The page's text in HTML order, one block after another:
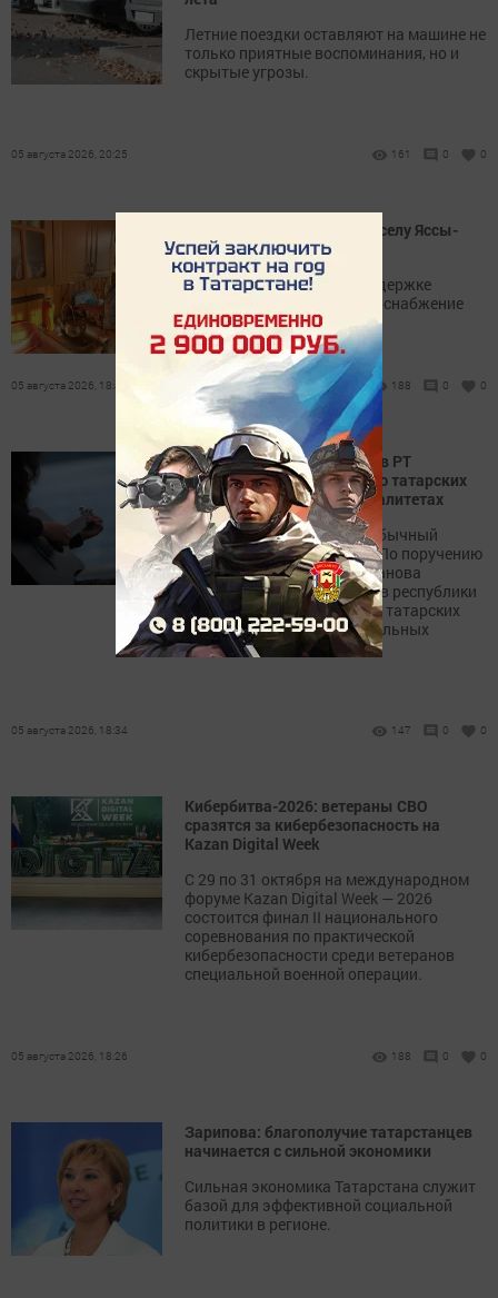
Летние поездки оставляют на машине не
только приятные воспоминания, но и
скрытые угрозы.
05 августа 2026, 20:25 161 0 0
Как грант «Татнефти» дал селу Яссы-
Тугай новую воду
В селе Яссы-Тугай при поддержке
«Татнефти» обновили водоснабжение
05 августа 2026, 18:42 188 0 0
Институт развития городов РТ
запускает выездную серию татарских
фатирников в 12 муниципалитетах
В Татарстане стартует необычный
культурный эксперимент. По поручению
Раиса РТ Рустама Минниханова
Институт развития городов республики
впервые организует серию татарских
фатирников в 12 муниципальных
районах.
05 августа 2026, 18:34 147 0 0
Кибербитва-2026: ветераны СВО
сразятся за кибербезопасность на
Kazan Digital Week
С 29 по 31 октября на международном
форуме Kazan Digital Week — 2026
состоится финал II национального
соревнования по практической
кибербезопасности среди ветеранов
специальной военной операции.
05 августа 2026, 18:26 188 0 0
Зарипова: благополучие татарстанцев
начинается с сильной экономики
Сильная экономика Татарстана служит
базой для эффективной социальной
политики в регионе.